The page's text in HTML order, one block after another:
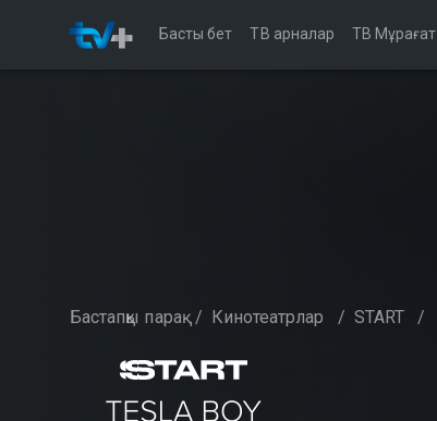
Басты бет ТВ арналар ТВ Мұрағат
Бастапқы парақ / Кинотеатрлар / START /